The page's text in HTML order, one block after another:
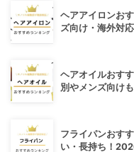
ヘアアイロンお
ズ向け・海外対
ヘアオイルおす
別やメンズ向けも
フライパンおす
い・長持ち！